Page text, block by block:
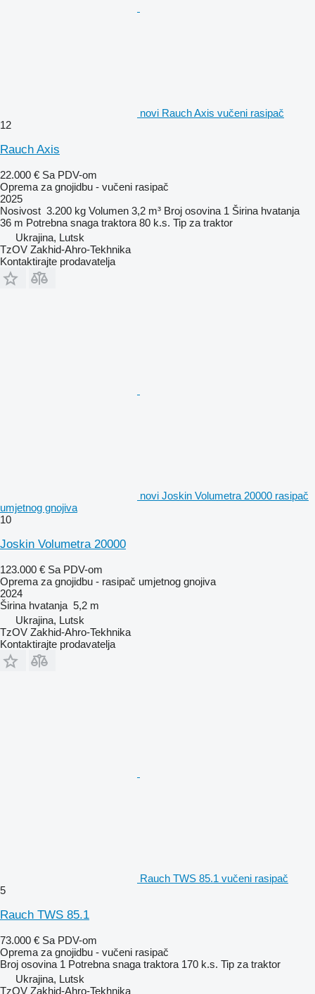
novi Rauch Axis vučeni rasipač
12
Rauch Axis
22.000 € Sa PDV-om
Oprema za gnojidbu - vučeni rasipač
2025
Nosivost 3.200 kg Volumen 3,2 m³ Broj osovina 1 Širina hvatanja
36 m Potrebna snaga traktora 80 k.s. Tip za traktor
Ukrajina, Lutsk
TzOV Zakhid-Ahro-Tekhnika
Kontaktirajte prodavatelja
novi Joskin Volumetra 20000 rasipač
umjetnog gnojiva
10
Joskin Volumetra 20000
123.000 € Sa PDV-om
Oprema za gnojidbu - rasipač umjetnog gnojiva
2024
Širina hvatanja 5,2 m
Ukrajina, Lutsk
TzOV Zakhid-Ahro-Tekhnika
Kontaktirajte prodavatelja
Rauch TWS 85.1 vučeni rasipač
5
Rauch TWS 85.1
73.000 € Sa PDV-om
Oprema za gnojidbu - vučeni rasipač
Broj osovina 1 Potrebna snaga traktora 170 k.s. Tip za traktor
Ukrajina, Lutsk
TzOV Zakhid-Ahro-Tekhnika